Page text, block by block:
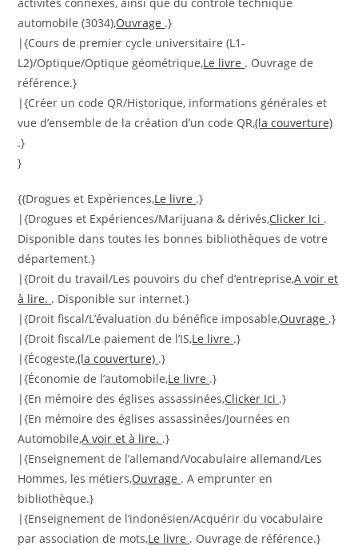
automobile (3034),Ouvrage .}
|{Cours de premier cycle universitaire (L1-
L2)/Optique/Optique géométrique,Le livre . Ouvrage de
référence.}
|{Créer un code QR/Historique, informations générales et
vue d’ensemble de la création d’un code QR,(la couverture)
.}
}
{{Drogues et Expériences,Le livre .}
|{Drogues et Expériences/Marijuana & dérivés,Clicker Ici .
Disponible dans toutes les bonnes bibliothèques de votre
département.}
|{Droit du travail/Les pouvoirs du chef d’entreprise,A voir et
à lire. . Disponible sur internet.}
|{Droit fiscal/L’évaluation du bénéfice imposable,Ouvrage .}
|{Droit fiscal/Le paiement de l’IS,Le livre .}
|{Écogeste,(la couverture) .}
|{Économie de l’automobile,Le livre .}
|{En mémoire des églises assassinées,Clicker Ici .}
|{En mémoire des églises assassinées/Journées en
Automobile,A voir et à lire. .}
|{Enseignement de l’allemand/Vocabulaire allemand/Les
Hommes, les métiers,Ouvrage . A emprunter en
bibliothèque.}
|{Enseignement de l’indonésien/Acquérir du vocabulaire
par association de mots,Le livre . Ouvrage de référence.}